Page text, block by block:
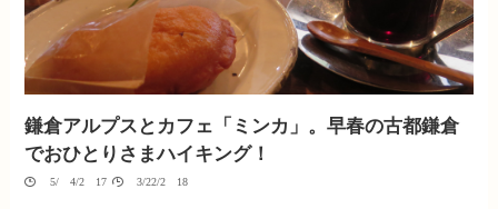
鎌倉アルプスとカフェ「ミンカ」。早春の古都鎌倉
でおひとりさまハイキング！
05/04/2017 03/22/2018